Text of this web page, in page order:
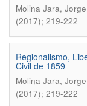
Molina Jara, Jorge
(2017); 219-222
Regionalismo,
Civil de 1859
Molina Jara, Jorge
(2017); 219-222